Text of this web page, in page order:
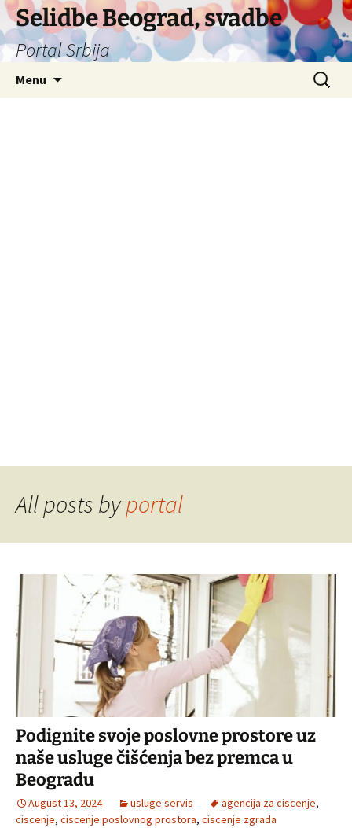
Selidbe Beograd, svadbe
Portal Srbija
Menu
Search
for:
All posts byportal
Podignite svoje poslovne prostore uz
naše usluge čišćenja bez premca u
Beogradu
August 13, 2024 usluge servis agencija za ciscenje,
ciscenje, ciscenje poslovnog prostora, ciscenje zgrada